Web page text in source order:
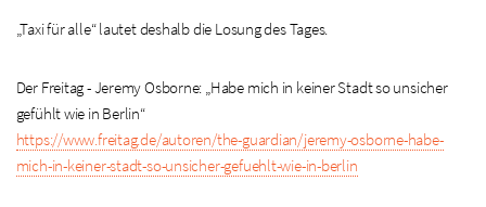
„Taxi für alle“ lautet deshalb die Losung des Tages.
Der Freitag - Jeremy Osborne: „Habe mich in keiner Stadt so unsicher
gefühlt wie in Berlin“
https://www.freitag.de/autoren/the-guardian/jeremy-osborne-habe-
mich-in-keiner-stadt-so-unsicher-gefuehlt-wie-in-berlin